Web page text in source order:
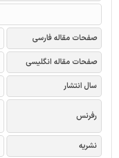
صفحات مقاله فارسی
صفحات مقاله انگلیسی
سال انتشار
رفرنس
نشریه